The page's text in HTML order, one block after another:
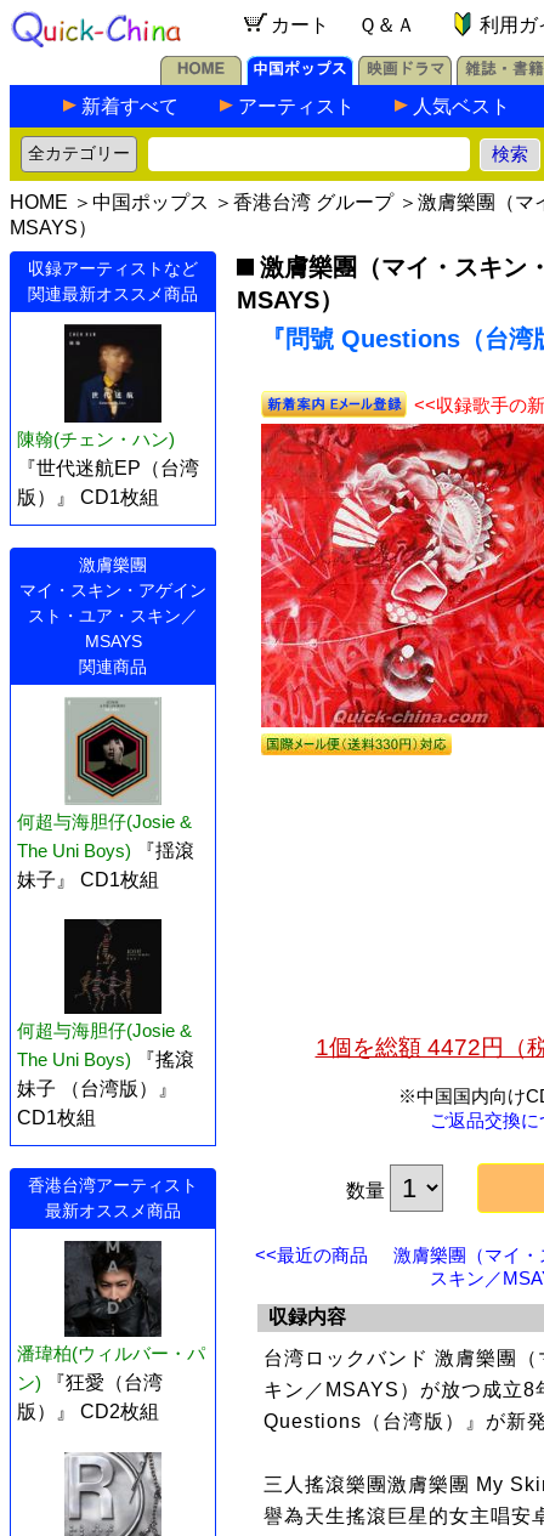
カート Ｑ＆Ａ 利用ガ
新着すべて アーティスト 人気ベスト
HOME ＞ 中国ポップス ＞ 香港台湾 グループ＞ 激膚樂團（マ
MSAYS）
収録アーティストなど
関連最新オススメ商品
陳翰(チェン・ハン)
『世代迷航EP（台湾
版）』 CD1枚組
激膚樂團
マイ・スキン・アゲイン
スト・ユア・スキン／
MSAYS
関連商品
何超与海胆仔(Josie &
The Uni Boys)
『揺滾
妹子』 CD1枚組
何超与海胆仔(Josie &
The Uni Boys)
『搖滾
妹子 （台湾版）』
CD1枚組
香港台湾アーティスト
最新オススメ商品
潘瑋柏(ウィルバー・パ
ン)
『狂愛（台湾
版）』 CD2枚組
激膚樂團（マイ・スキン
MSAYS）
『問號 Questions（台湾
<<収録歌手の
1個を総額 4472円（
※中国国内向け
ご返品交換
数量
<<最近の商品
激膚樂團（マイ
スキン／
収録内容
台湾ロックバンド 激膚樂團
キン／MSAYS）が放つ成立
Questions（台湾版）』が新
三人搖滾樂團激膚樂團 My
譽為天生搖滾巨星的女主唱安